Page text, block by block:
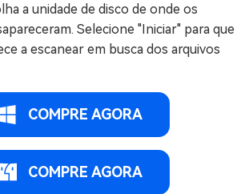
a unidade de disco de onde os
Selecione "Iniciar" para que
a escanear em busca dos arquivos
COMPRE AGORA
COMPRE AGORA